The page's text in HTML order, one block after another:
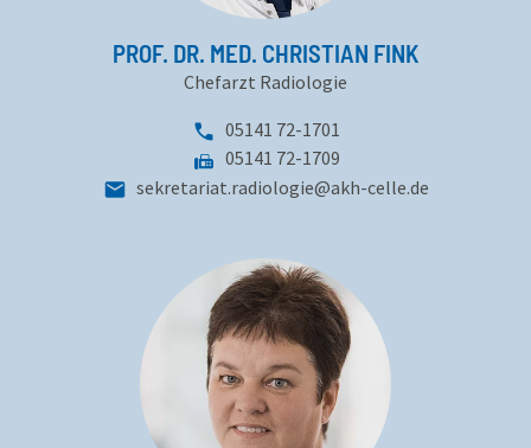
PROF. DR. MED. CHRISTIAN FINK
Chefarzt Radiologie
Telefonnummer:
05141 72-1701
Fax:
05141 72-1709
sekretariat.radiologie@akh-celle.de